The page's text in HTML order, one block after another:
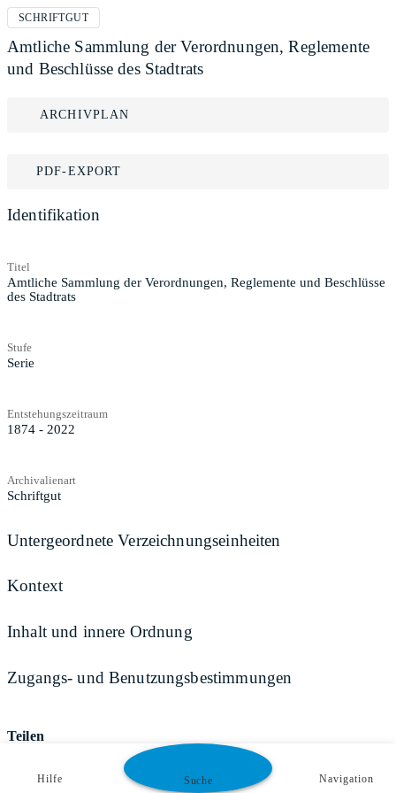
SCHRIFTGUT
Amtliche Sammlung der Verordnungen, Reglemente
und Beschlüsse des Stadtrats
ARCHIVPLAN
PDF-EXPORT
Identifikation
Titel
Amtliche Sammlung der Verordnungen, Reglemente und Beschlüsse
des Stadtrats
Stufe
Serie
Entstehungszeitraum
1874 - 2022
Archivalienart
Schriftgut
Untergeordnete Verzeichnungseinheiten
Kontext
Inhalt und innere Ordnung
Zugangs- und Benutzungsbestimmungen
Teilen
Hilfe Suche Navigation